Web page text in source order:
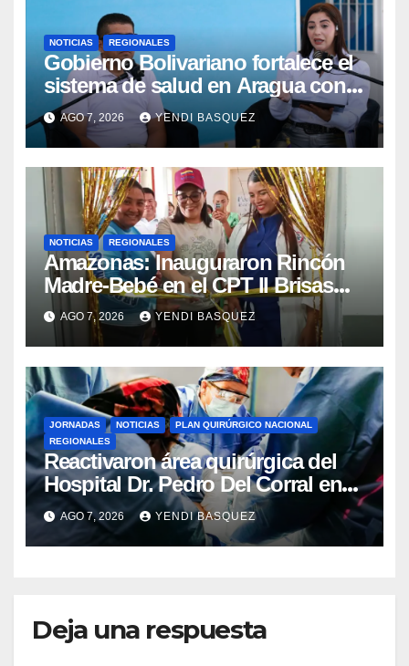
NOTICIAS REGIONALES
Gobierno Bolivariano fortalece el
sistema de salud en Aragua con
la reinauguración del CDI La Mora
AGO 7, 2026 YENDI BASQUEZ
NOTICIAS REGIONALES
​Amazonas: Inauguraron Rincón
Madre-Bebé en el CPT II Brisas
del Aeropuerto ​Inauguraron
Rincón
AGO 7, 2026 YENDI BASQUEZ
JORNADAS NOTICIAS
PLAN QUIRÚRGICO NACIONAL
REGIONALES
Reactivaron área quirúrgica del
Hospital Dr. Pedro Del Corral en
Guárico
AGO 7, 2026 YENDI BASQUEZ
Deja una respuesta